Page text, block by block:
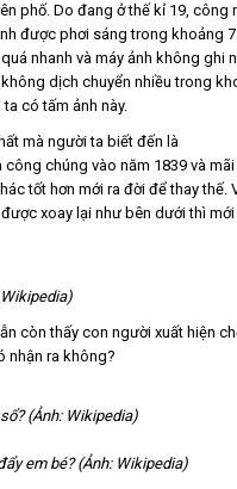
phố. Do đang ở thế kỉ 19, công
được phơi sáng trong khoảng
nhanh và máy ảnh không ghi
dịch chuyển nhiều trong
có tấm ảnh này.
mà người ta biết đến là
chúng vào năm 1839 và
tốt hơn mới ra đời để thay thế.
xoay lại như bên dưới thì
còn thấy con người xuất hiện
nhận ra không?
(Ảnh: Wikipedia)
em bé? (Ảnh: Wikipedia)